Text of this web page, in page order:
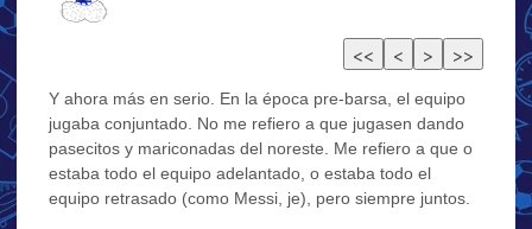
Y ahora más en serio. En la época pre-barsa, el equipo
jugaba conjuntado. No me refiero a que jugasen dando
pasecitos y mariconadas del noreste. Me refiero a que o
estaba todo el equipo adelantado, o estaba todo el
equipo retrasado (como Messi, je), pero siempre juntos.